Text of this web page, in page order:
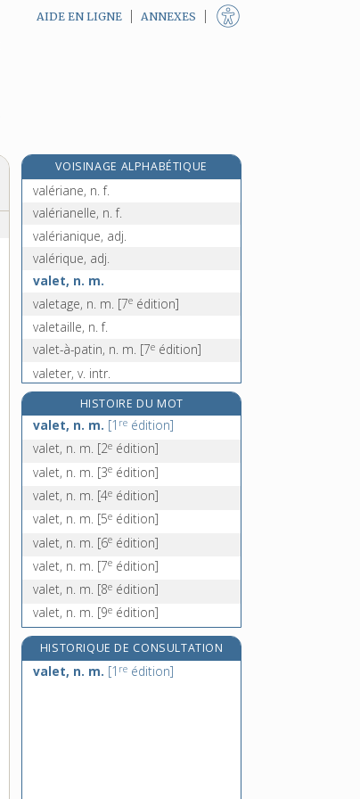
AIDE EN LIGNE ANNEXES
VOISINAGE ALPHABÉTIQUE
valérianacées, n. f. pl.
valériane, n. f.
valérianelle, n. f.
valérianique, adj.
valérique, adj.
valet, n. m.
valetage, n. m. [7e édition]
valetaille, n. f.
valet-à-patin, n. m. [7e édition]
valeter, v. intr.
valétudinaire, adj.
valeur, n. f.
valeureusement, adv.
valeureux, -euse, adj.
HISTOIRE DU MOT
valet, n. m. [1 re édition]
valet, n. m. [2e édition]
valet, n. m. [3e édition]
valet, n. m. [4e édition]
valet, n. m. [5e édition]
valet, n. m. [6e édition]
valet, n. m. [7e édition]
valet, n. m. [8e édition]
valet, n. m. [9e édition]
HISTORIQUE DE CONSULTATION
valet, n. m. [1 re édition]